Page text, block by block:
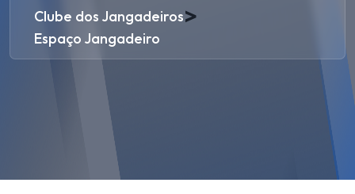
Clube dos Jangadeiros>
Espaço Jangadeiro